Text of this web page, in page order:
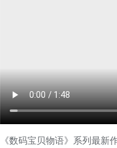
《数码宝贝物语》系列最